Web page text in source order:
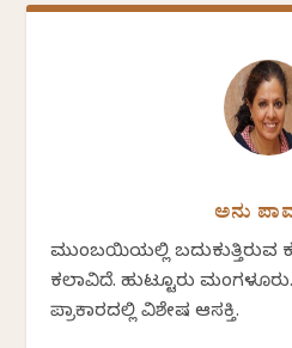
ಅನು
ಮುಂಬಯಿಯಲ್ಲಿ ಬದುಕುತ್ತಿರುವ
ಕಲಾವಿದೆ. ಹುಟ್ಟೂರು
ಪ್ರಾಕಾರದಲ್ಲಿ ವಿಶೇಷ ಆಸಕ್ತಿ.